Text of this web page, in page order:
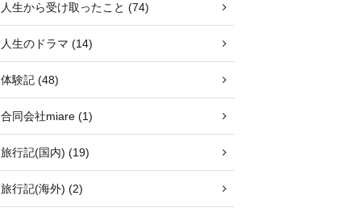
人生から受け取ったこと (74)
人生のドラマ (14)
体験記 (48)
合同会社miare (1)
旅行記(国内) (19)
旅行記(海外) (2)